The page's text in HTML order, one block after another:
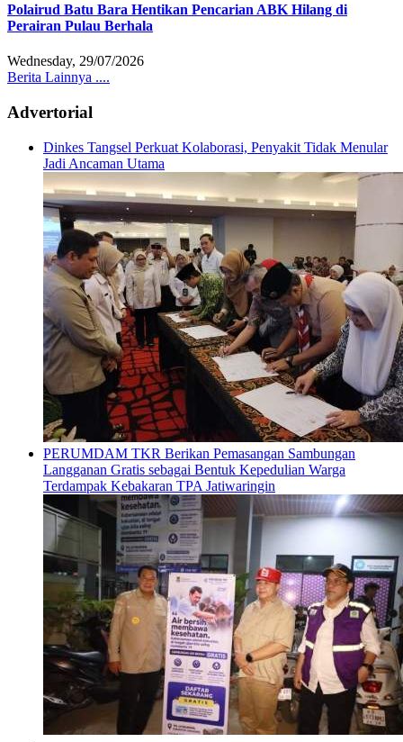
Polairud Batu Bara Hentikan Pencarian ABK Hilang di
Perairan Pulau Berhala
Wednesday, 29/07/2026
Berita Lainnya ....
Advertorial
Dinkes Tangsel Perkuat Kolaborasi, Penyakit Tidak Menular
Jadi Ancaman Utama
PERUMDAM TKR Berikan Pemasangan Sambungan
Langganan Gratis sebagai Bentuk Kepedulian Warga
Terdampak Kebakaran TPA Jatiwaringin